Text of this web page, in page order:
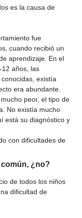
es la causa de
fue
cuando recibió un
aprendizaje. En el
años, las
existía
era abundante.
peor, el tipo de
No existía mucho
está su diagnóstico y
con dificultades de
¿no?
de todos los niños
dificultad de